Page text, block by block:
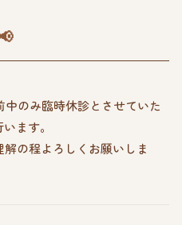
のみ臨時休診とさせていた
ます。
の程よろしくお願いしま